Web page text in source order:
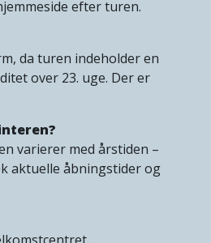
efter turen.
da turen indeholder en
over 23. uge. Der er
varierer med årstiden –
aktuelle åbningstider og